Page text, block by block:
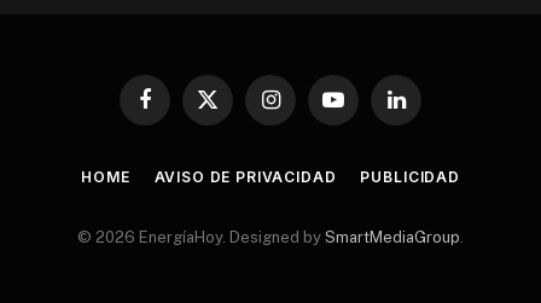
Facebook
X
InstagramYouTubeLinkedIn
HOME AVISO DE PRIVACIDAD PUBLICIDAD
© 2026 EnergíaHoy. Designed by SmartMediaGroup.